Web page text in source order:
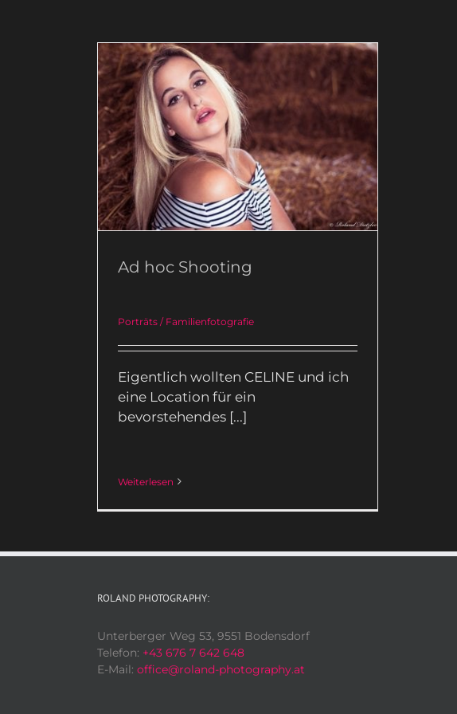
Ad hoc Shooting
Porträts / Familienfotografie
Ad hoc Shooting
Porträts / Familienfotografie
Eigentlich wollten CELINE und ich
eine Location für ein
bevorstehendes [...]
Weiterlesen
ROLAND PHOTOGRAPHY:
Unterberger Weg 53, 9551 Bodensdorf
Telefon: +43 676 7 642 648
E-Mail: office@roland-photography.at